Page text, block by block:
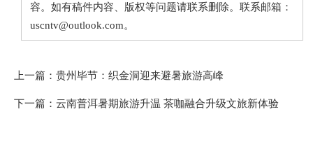
容。如有稿件内容、版权等问题请联系删除。联系邮箱：
uscntv@outlook.com。
上一篇： 贵州毕节：织金洞迎来避暑旅游高峰
下一篇： 云南普洱暑期旅游升温 茶咖融合升级文旅新体验